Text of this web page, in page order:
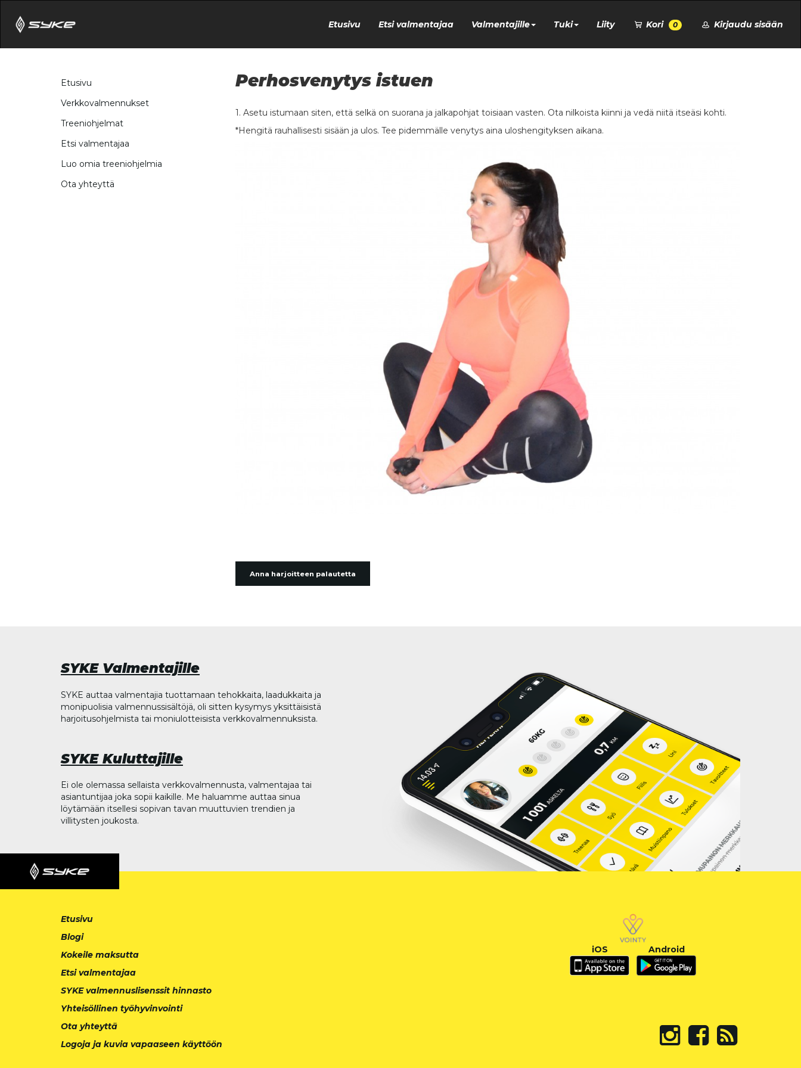
Etusivu Etsi valmentajaa Valmentajille Tuki Liity Kori 0 Kirjaudu sisään
Etusivu
Verkkovalmennukset
Treeniohjelmat
Etsi valmentajaa
Luo omia treeniohjelmia
Ota yhteyttä
Perhosvenytys istuen
1. Asetu istumaan siten, että selkä on suorana ja jalkapohjat toisiaan vasten. Ota nilkoista kiinni ja vedä niitä itseäsi kohti.
*Hengitä rauhallisesti sisään ja ulos. Tee pidemmälle venytys aina uloshengityksen aikana.
Anna harjoitteen palautetta
SYKE Valmentajille
SYKE auttaa valmentajia tuottamaan tehokkaita, laadukkaita ja
monipuolisia valmennussisältöjä, oli sitten kysymys yksittäisistä
harjoitusohjelmista tai moniulotteisista verkkovalmennuksista.
SYKE Kuluttajille
Ei ole olemassa sellaista verkkovalmennusta, valmentajaa tai
asiantuntijaa joka sopii kaikille. Me haluamme auttaa sinua
löytämään itsellesi sopivan tavan muuttuvien trendien ja
villitysten joukosta.
Etusivu
Blogi
Kokeile maksutta
Etsi valmentajaa
SYKE valmennuslisenssit hinnasto
Yhteisöllinen työhyvinvointi
Ota yhteyttä
Logoja ja kuvia vapaaseen käyttöön
iOS Android